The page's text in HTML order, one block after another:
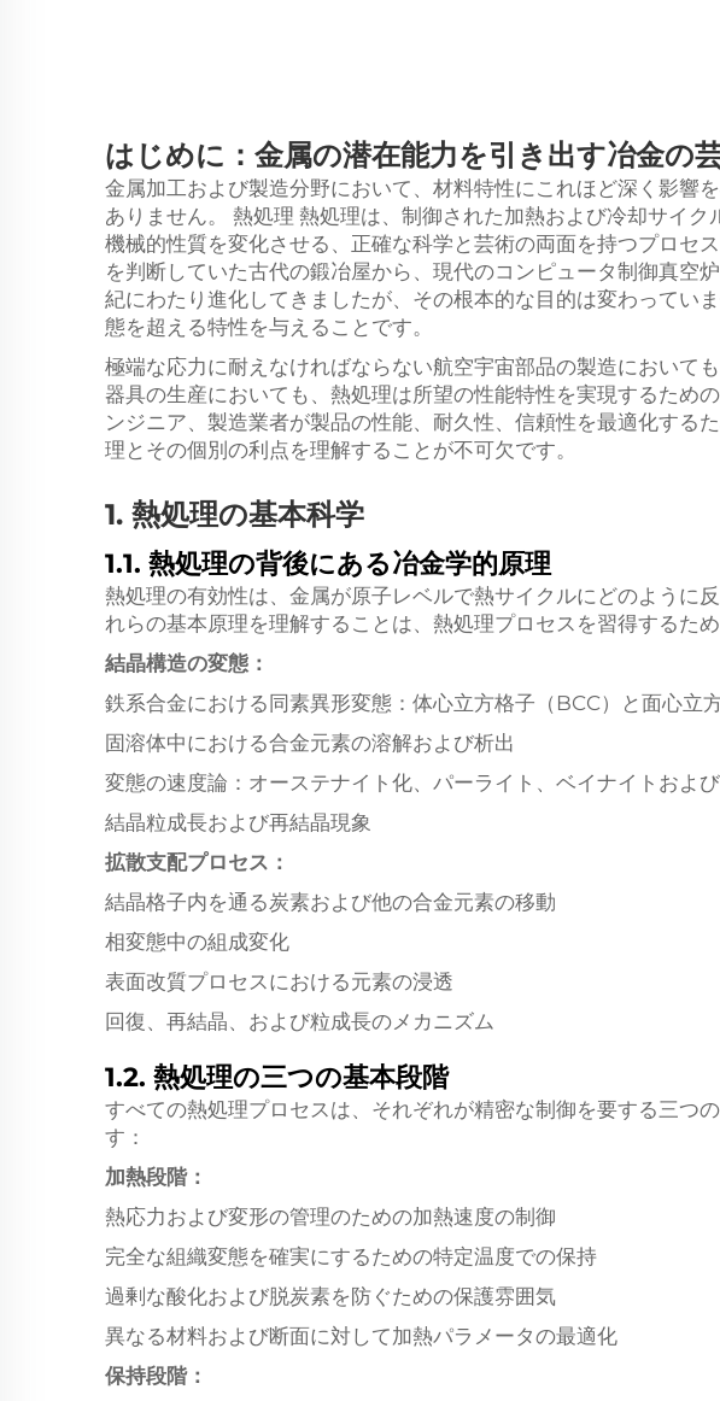
はじめに：金属の潜在能力を引き出す冶金の
金属加工および製造分野において、材料特性にこれほど深く影響
ありません。 熱処理 熱処理は、制御された加熱および冷却サイク
機械的性質を変化させる、正確な科学と芸術の両面を持つプロセ
を判断していた古代の鍛冶屋から、現代のコンピュータ制御真空
紀にわたり進化してきましたが、その根本的な目的は変わってい
態を超える特性を与えることです。
極端な応力に耐えなければならない航空宇宙部品の製造において
器具の生産においても、熱処理は所望の性能特性を実現するため
ンジニア、製造業者が製品の性能、耐久性、信頼性を最適化する
理とその個別の利点を理解することが不可欠です。
1. 熱処理の基本科学
1.1. 熱処理の背後にある冶金学的原理
熱処理の有効性は、金属が原子レベルで熱サイクルにどのように
れらの基本原理を理解することは、熱処理プロセスを習得するため
結晶構造の変態：
鉄系合金における同素異形変態：体心立方格子（BCC）と面心立
固溶体中における合金元素の溶解および析出
変態の速度論：オーステナイト化、パーライト、ベイナイトおよ
結晶粒成長および再結晶現象
拡散支配プロセス：
結晶格子内を通る炭素および他の合金元素の移動
相変態中の組成変化
表面改質プロセスにおける元素の浸透
回復、再結晶、および粒成長のメカニズム
1.2. 熱処理の三つの基本段階
すべての熱処理プロセスは、それぞれが精密な制御を要する三つ
す：
加熱段階：
熱応力および変形の管理のための加熱速度の制御
完全な組織変態を確実にするための特定温度での保持
過剰な酸化および脱炭素を防ぐための保護雰囲気
異なる材料および断面に対して加熱パラメータの最適化
保持段階：